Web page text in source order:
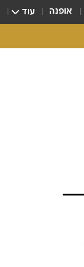
אופנה עוד